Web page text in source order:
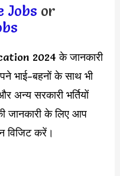
Jobs or
2024 के जानकारी
भाई-बहनों के साथ भी
सरकारी भर्तियों
के लिए आप
विजिट करें।